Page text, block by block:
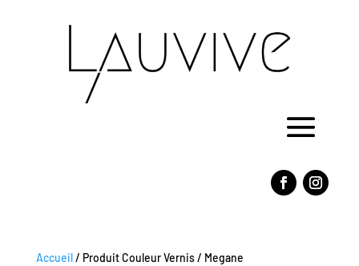
Accueil / Produit Couleur Vernis / Megane